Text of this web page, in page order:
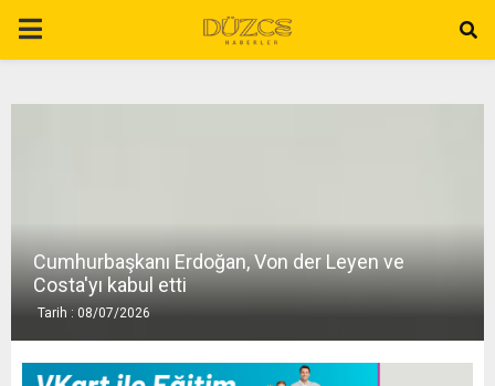
P
ACumhurbaşkanı Erdoğan, Von der Leyen ve
Costa'yı kabul etti
Tarih : 08/07/2026